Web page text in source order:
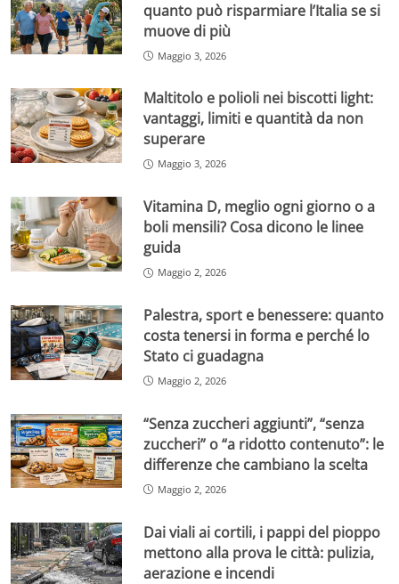
quanto può risparmiare l’Italia se si
muove di più
Maggio 3, 2026
Maltitolo e polioli nei biscotti light:
vantaggi, limiti e quantità da non
superare
Maggio 3, 2026
Vitamina D, meglio ogni giorno o a
boli mensili? Cosa dicono le linee
guida
Maggio 2, 2026
Palestra, sport e benessere: quanto
costa tenersi in forma e perché lo
Stato ci guadagna
Maggio 2, 2026
“Senza zuccheri aggiunti”, “senza
zuccheri” o “a ridotto contenuto”: le
differenze che cambiano la scelta
Maggio 2, 2026
Dai viali ai cortili, i pappi del pioppo
mettono alla prova le città: pulizia,
aerazione e incendi